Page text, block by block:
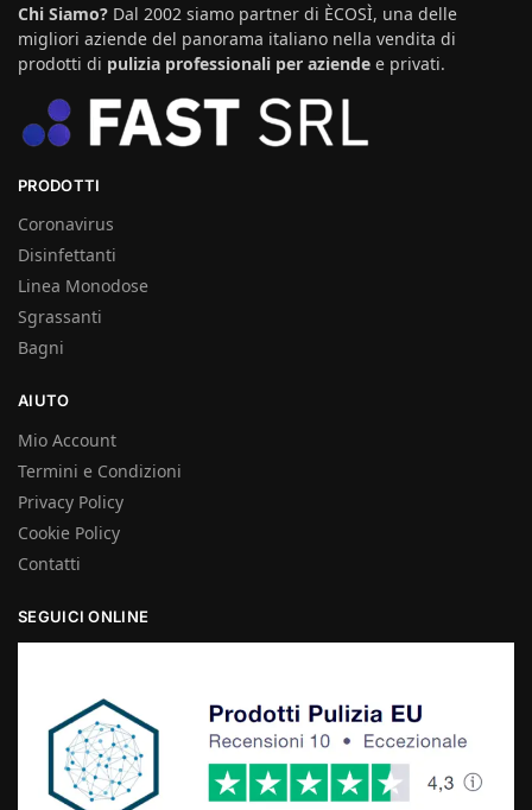
Chi Siamo? Dal 2002 siamo partner di ÈCOSÌ, una delle
migliori aziende del panorama italiano nella vendita di
prodotti di pulizia professionali per aziende e privati.
PRODOTTI
Coronavirus
Disinfettanti
Linea Monodose
Sgrassanti
Bagni
AIUTO
Mio Account
Termini e Condizioni
Privacy Policy
Cookie Policy
Contatti
SEGUICI ONLINE